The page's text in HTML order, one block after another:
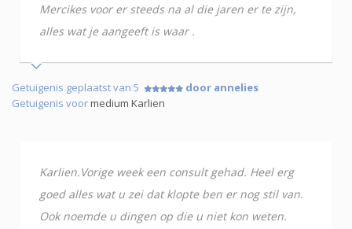
Mercikes voor er steeds na al die jaren er te zijn,
alles wat je aangeeft is waar .
Getuigenis geplaatst van 5
door annelies
Getuigenis voormedium Karlien
Karlien.Vorige week een consult gehad. Heel erg
goed alles wat u zei dat klopte ben er nog stil van.
Ook noemde u dingen op die u niet kon weten.